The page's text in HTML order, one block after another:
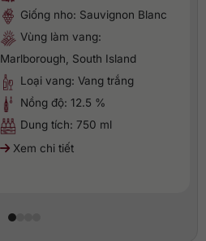
Giống nho: Sauvignon Blanc
Vùng làm vang:
Marlborough, South Island
Loại vang: Vang trắng
Nồng độ: 12.5 %
Dung tích: 750 ml
Xem chi tiết